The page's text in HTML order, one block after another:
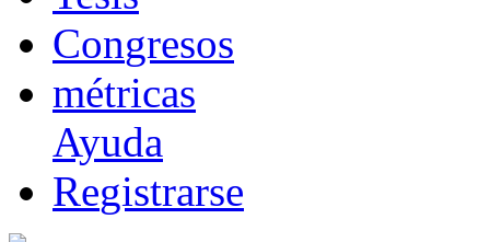
Congresos
métricas
Ayuda
Registrarse